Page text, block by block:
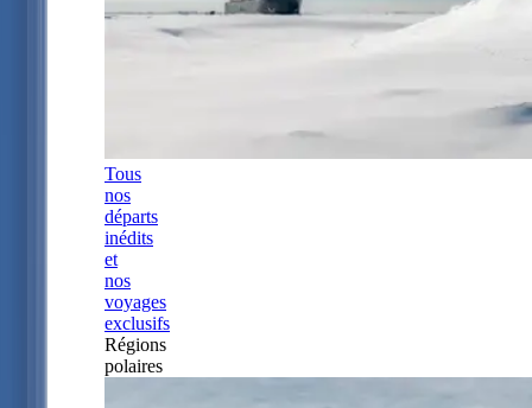
Tous
nos
départs
inédits
et
nos
voyages
exclusifs
Régions
polaires